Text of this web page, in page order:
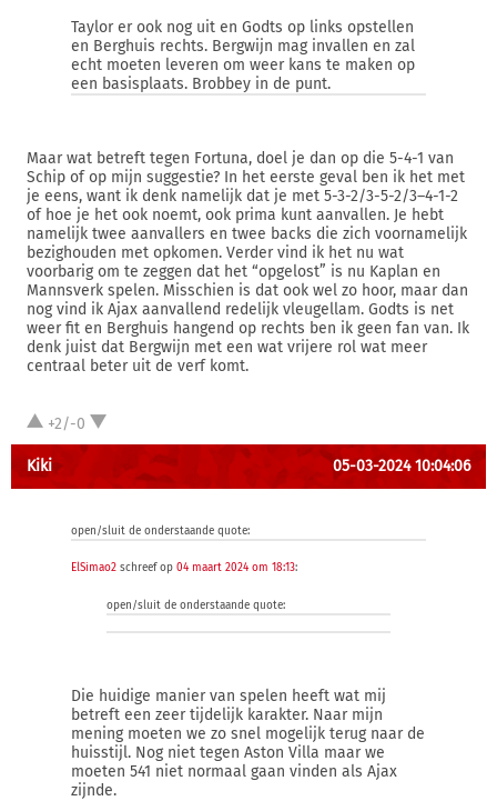
Taylor er ook nog uit en Godts op links opstellen
en Berghuis rechts. Bergwijn mag invallen en zal
echt moeten leveren om weer kans te maken op
een basisplaats. Brobbey in de punt.
Maar wat betreft tegen Fortuna, doel je dan op die 5-4-1 van
Schip of op mijn suggestie? In het eerste geval ben ik het met
je eens, want ik denk namelijk dat je met 5-3-2/3-5-2/3–4-1-2
of hoe je het ook noemt, ook prima kunt aanvallen. Je hebt
namelijk twee aanvallers en twee backs die zich voornamelijk
bezighouden met opkomen. Verder vind ik het nu wat
voorbarig om te zeggen dat het “opgelost” is nu Kaplan en
Mannsverk spelen. Misschien is dat ook wel zo hoor, maar dan
nog vind ik Ajax aanvallend redelijk vleugellam. Godts is net
weer fit en Berghuis hangend op rechts ben ik geen fan van. Ik
denk juist dat Bergwijn met een wat vrijere rol wat meer
centraal beter uit de verf komt.
+2/-0
Kiki 05-03-2024 10:04:06
open/sluit de onderstaande quote:
ElSimao2 schreef op 04 maart 2024 om 18:13:
open/sluit de onderstaande quote:
Die huidige manier van spelen heeft wat mij
betreft een zeer tijdelijk karakter. Naar mijn
mening moeten we zo snel mogelijk terug naar de
huisstijl. Nog niet tegen Aston Villa maar we
moeten 541 niet normaal gaan vinden als Ajax
zijnde.